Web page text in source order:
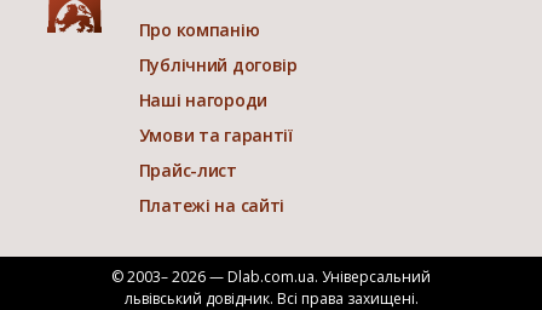
Про компанію
Публічний договір
Наші нагороди
Умови та гарантії
Прайс-лист
Платежі на сайті
© 2003– 2026 — Dlab.com.ua. Універсальний
львівський довідник. Всі права захищені.